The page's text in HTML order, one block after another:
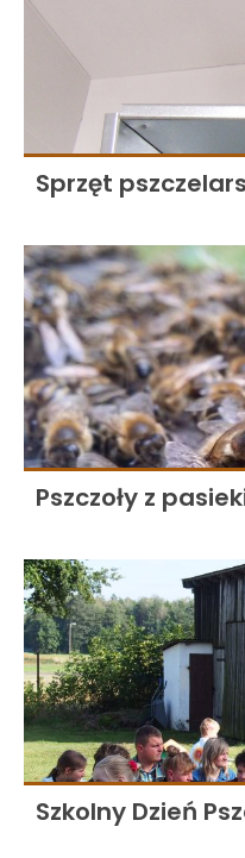
Sprzęt
Pszczoły z
Szkolny Dzień